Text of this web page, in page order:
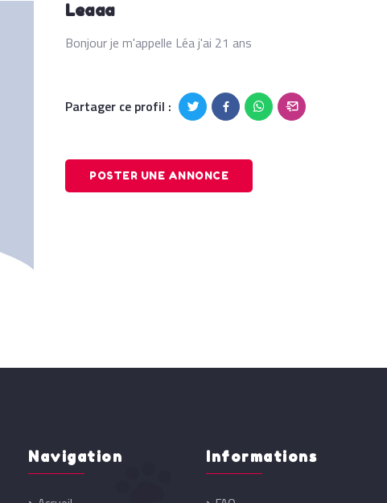
Leaaa
Bonjour je m'appelle Léa j'ai 21 ans
Partager ce profil :
POSTER UNE ANNONCE
Navigation Informations